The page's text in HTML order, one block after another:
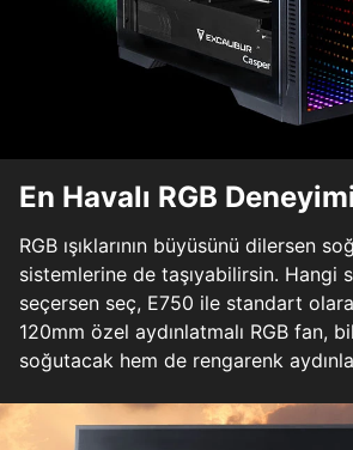
En Havalı RGB
RGB ışıklarının büyüsünü dilersen
sistemlerine de taşıyabilirsin. Hangi
seçersen seç, E750 ile standart
120mm özel aydınlatmalı RGB fan,
soğutacak hem de rengarenk